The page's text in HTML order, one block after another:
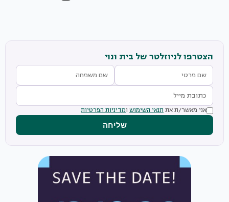
הצטרפו לניוזלטר של בית ונוי
אני מאשר/ת את תנאי השימוש ומדיניות הפרטיות
שליחה